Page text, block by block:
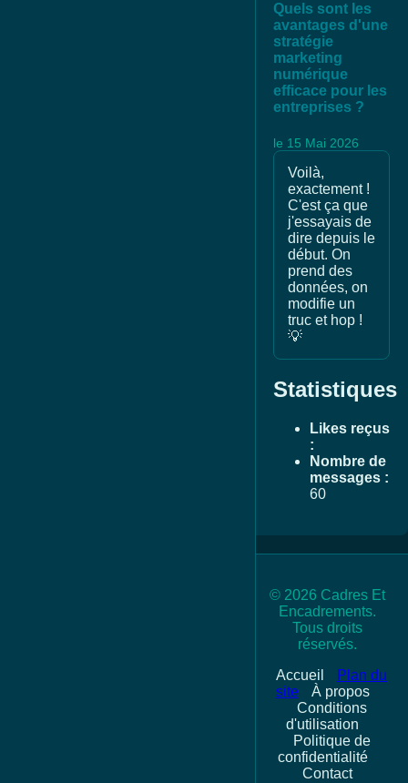
Quels sont les
avantages d'une
stratégie
marketing
numérique
efficace pour les
entreprises ?
le 15 Mai 2026
Voilà,
exactement !
C'est ça que
j'essayais de
dire depuis le
début. On
prend des
données, on
modifie un
truc et hop !
💡
Statistiques
Likes reçus
:
Nombre de
messages :
60
© 2026 Cadres Et
Encadrements.
Tous droits
réservés.
Accueil
Plan du
site
À propos
Conditions
d'utilisation
Politique de
confidentialité
Contact